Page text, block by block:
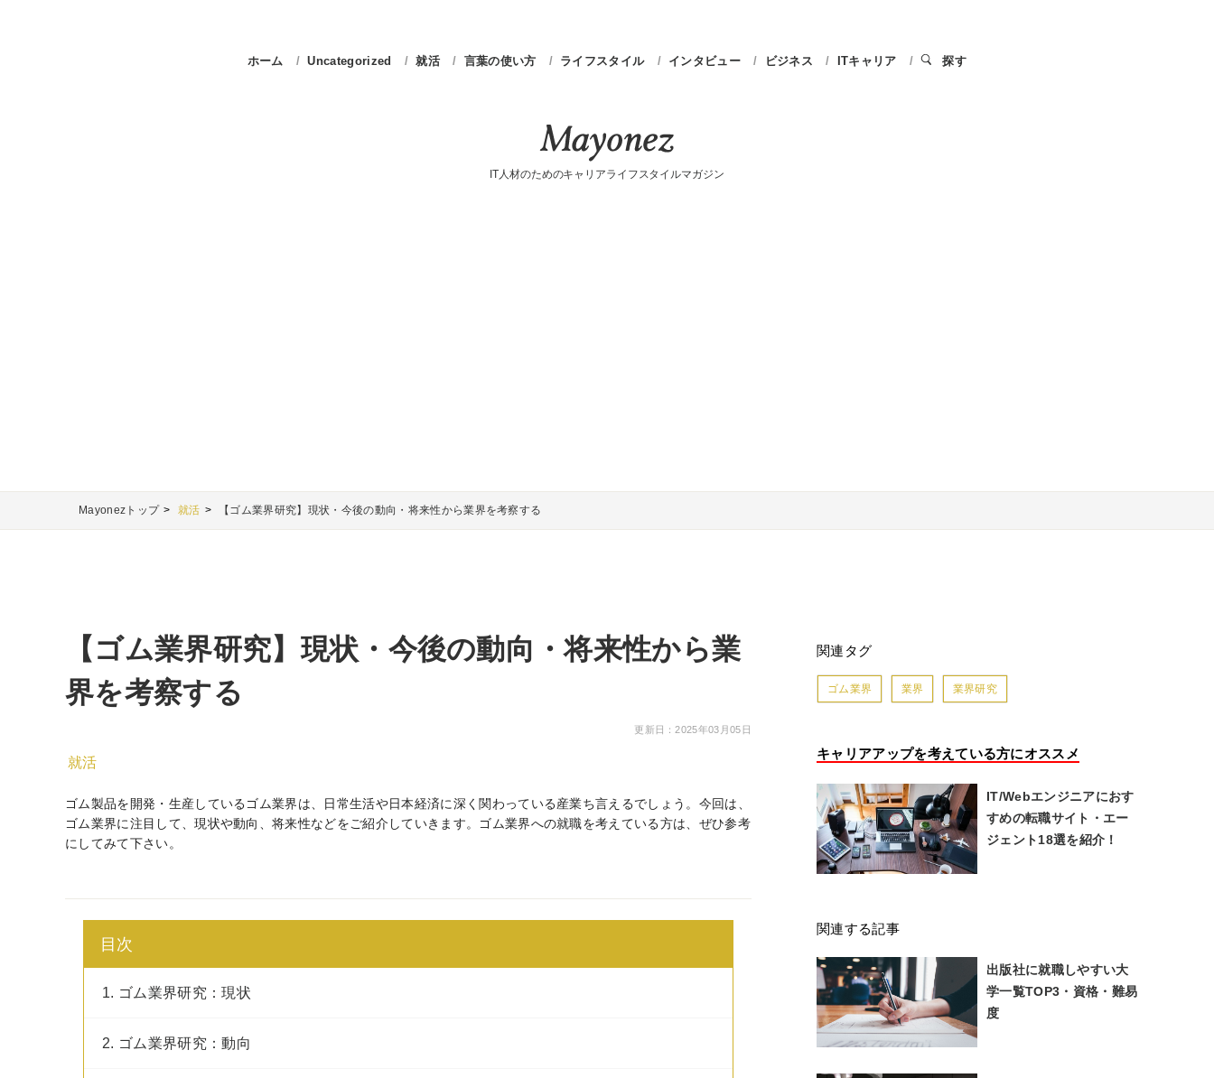
ホーム Uncategorized 就活 言葉の使い方 ライフスタイル インタビュー ビジネス ITキャリア 探す
IT人材のためのキャリアライフスタイルマガジン
Mayonezトップ 就活 【ゴム業界研究】現状・今後の動向・将来性から業界を考察する
【ゴム業界研究】現状・今後の動向・将来性から業
界を考察する
更新日：2025年03月05日
就活
ゴム製品を開発・生産しているゴム業界は、日常生活や日本経済に深く関わっている産業ち言えるでしょう。今回は、
ゴム業界に注目して、現状や動向、将来性などをご紹介していきます。ゴム業界への就職を考えている方は、ぜひ参考
にしてみて下さい。
目次
1. ゴム業界研究：現状
2. ゴム業界研究：動向
関連タグ
ゴム業界 業界 業界研究
キャリアアップを考えている方にオススメ
IT/Webエンジニアにおす
すめの転職サイト・エー
ジェント18選を紹介！
関連する記事
出版社に就職しやすい大
学一覧TOP3・資格・難易
度